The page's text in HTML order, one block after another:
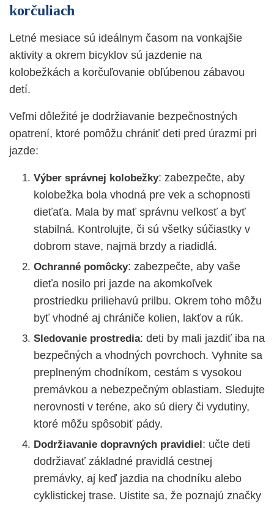
korčuliach
Letné mesiace sú ideálnym časom na vonkajšie
aktivity a okrem bicyklov sú jazdenie na
kolobežkách a korčuľovanie obľúbenou zábavou
detí.
Veľmi dôležité je dodržiavanie bezpečnostných
opatrení, ktoré pomôžu chrániť deti pred úrazmi pri
jazde:
Výber správnej kolobežky: zabezpečte, aby
kolobežka bola vhodná pre vek a schopnosti
dieťaťa. Mala by mať správnu veľkosť a byť
stabilná. Kontrolujte, či sú všetky súčiastky v
dobrom stave, najmä brzdy a riadidlá.
Ochranné pomôcky: zabezpečte, aby vaše
dieťa nosilo pri jazde na akomkoľvek
prostriedku priliehavú prilbu. Okrem toho môžu
byť vhodné aj chrániče kolien, lakťov a rúk.
Sledovanie prostredia: deti by mali jazdiť iba na
bezpečných a vhodných povrchoch. Vyhnite sa
preplneným chodníkom, cestám s vysokou
premávkou a nebezpečným oblastiam. Sledujte
nerovnosti v teréne, ako sú diery či vydutiny,
ktoré môžu spôsobiť pády.
Dodržiavanie dopravných pravidiel : učte deti
dodržiavať základné pravidlá cestnej
premávky, aj keď jazdia na chodníku alebo
cyklistickej trase. Uistite sa, že poznajú značky